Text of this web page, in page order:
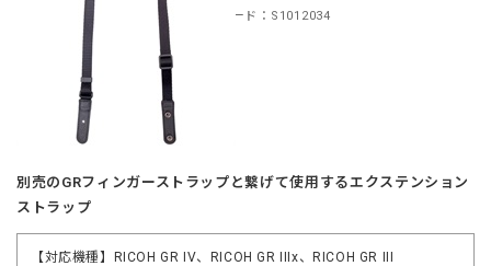
商品コード：S1012034
別売のGRフィンガーストラップと繋げて使用するエクステンション
ストラップ
【対応機種】RICOH GR IV、RICOH GR IIIx、RICOH GR III